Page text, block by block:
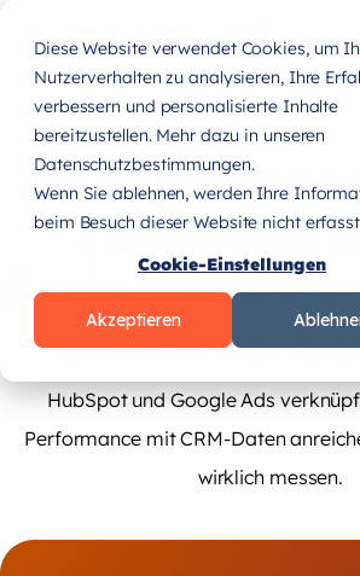
Diese Website verwendet Cookies, um
Nutzerverhalten zu analysieren, Ihre
verbessern und personalisierte Inhalte
bereitzustellen. Mehr dazu in unseren
Datenschutzbestimmungen.
Wenn Sie ablehnen, werden Ihre
beim Besuch dieser Website nicht
Cookie-Einstellungen
Akzeptieren
HubSpot
Integration:
Performance
Daten
HubSpot und Google Ads
Performance mit CRM-Daten
wirklich messen.